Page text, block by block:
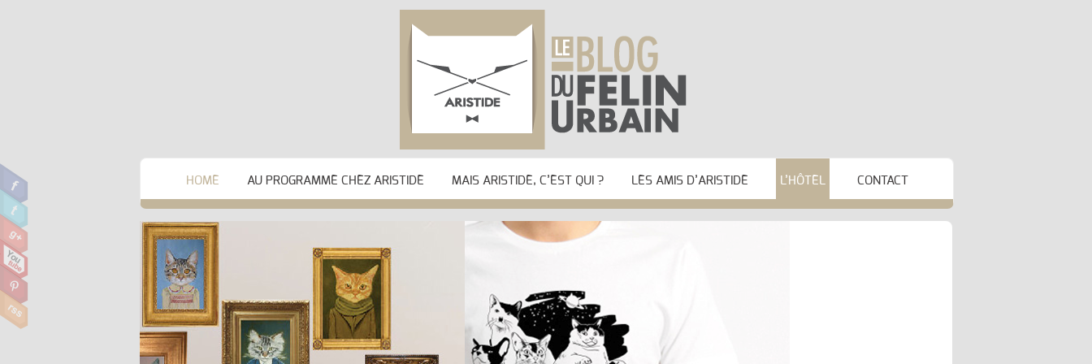
HOME AU PROGRAMME CHEZ ARISTIDE MAIS ARISTIDE, C’EST QUI ? LES AMIS D’ARISTIDE L’HÔTEL CONTACT